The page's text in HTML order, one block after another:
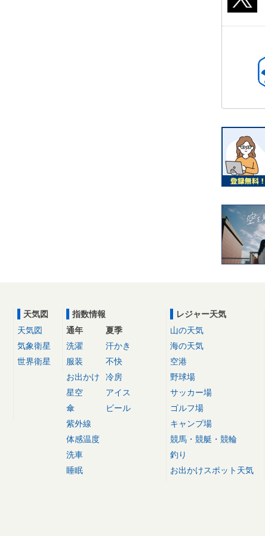
天気図
天気図
気象衛星
世界衛星
指数情報
通年
洗濯
服装
お出かけ
星空
傘
紫外線
体感温度
洗車
睡眠
夏季
汗かき
不快
冷房
アイス
ビール
レジャー天気
山の天気
海の天気
空港
野球場
サッカー場
ゴルフ場
キャンプ場
競馬・競艇・競輪
釣り
お出かけスポット天気